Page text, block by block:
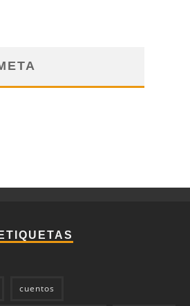
ETIQUETAS
cuentos